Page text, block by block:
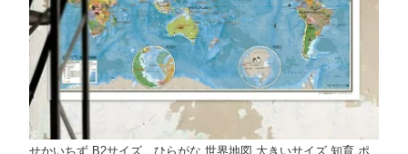
せかいちず B2サイズ ひらがな 世界地図 大きいサイズ 知育 ポ